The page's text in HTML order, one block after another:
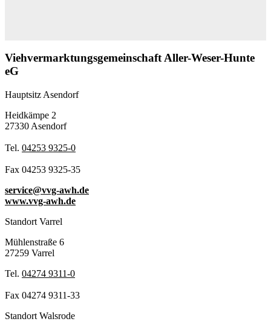
Viehvermarktungsgemeinschaft Aller-Weser-Hunte
eG
Hauptsitz Asendorf
Heidkämpe 2
27330 Asendorf
Tel. 04253 9325-0
Fax 04253 9325-35
service@vvg-awh.de
www.vvg-awh.de
Standort Varrel
Mühlenstraße 6
27259 Varrel
Tel. 04274 9311-0
Fax 04274 9311-33
Standort Walsrode